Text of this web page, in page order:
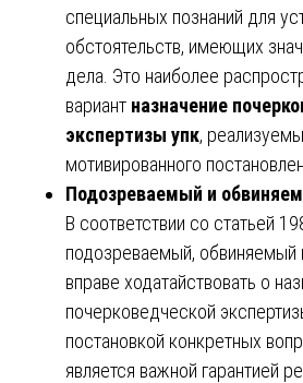
специальных познаний для
обстоятельств, имеющих
дела. Это наиболее
вариант назначение
экспертизы упк,
мотивированного
Подозреваемый и
В соответствии со статьей
подозреваемый, обвиняемый
вправе ходатайствовать о
почерковедческой
постановкой конкретных
является важной гарантией